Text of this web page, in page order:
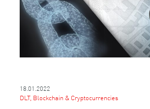
18.01.2022
DLT, Blockchain & Cryptocurrencies